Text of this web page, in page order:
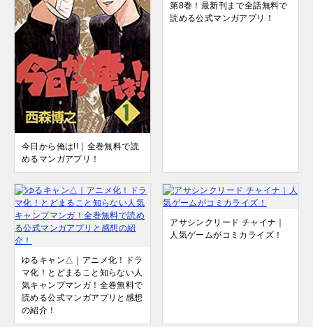
今日から俺は!!｜全巻無料で読
めるマンガアプリ！
第8巻！最新刊まで全話無料で
読める公式マンガアプリ！
ゆるキャン△｜アニメ化！ドラ
マ化！とどまること知らない人
気キャンプマンガ！全巻無料で
読める公式マンガアプリと感想
の紹介！
アサシンクリード チャイナ｜
人気ゲームがコミカライズ！